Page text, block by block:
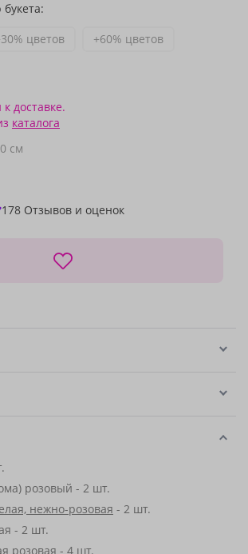
цветов +60% цветов
доставке.
каталога
см
178 Отзывов и оценок
розовый - 2 шт.
нежно-розовая - 2 шт.
- 2 шт.
розовая - 4 шт.